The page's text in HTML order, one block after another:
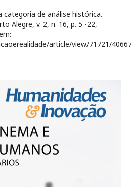
categoria de análise histórica.
Alegre, v. 2, n. 16, p. 5 -22,
article/view/71721/